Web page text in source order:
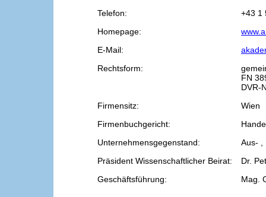
Telefon:
+43 1
Homepage:
E-Mail:
Rechtsform:
FN
DVR-
Firmensitz:
Wien
Firmenbuchgericht:
Unternehmensgegenstand:
Aus- ,
Präsident Wissenschaftlicher Beirat:
Dr.
Geschäftsführung:
Mag.